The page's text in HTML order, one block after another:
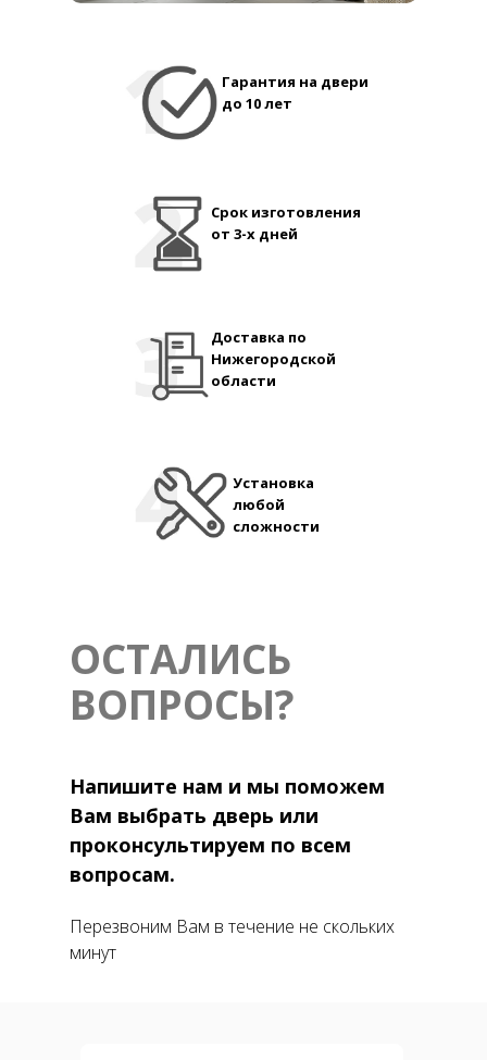
Гарантия на двери
до 10 лет
Срок изготовления
от 3-х дней
Доставка по
Нижегородской
области
Установка
любой
сложности
ОСТАЛИСЬ
ВОПРОСЫ?
Напишите нам и мы поможем
Вам выбрать дверь или
проконсультируем по всем
вопросам.
Перезвоним Вам в течение не скольких
минут